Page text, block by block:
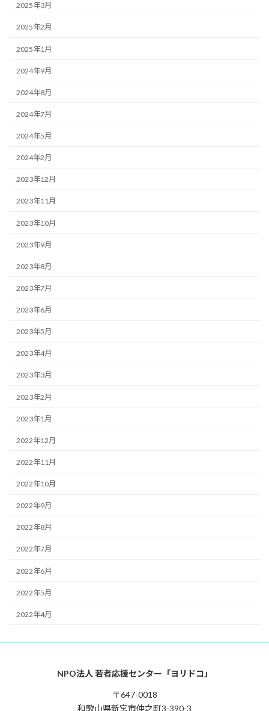
2025年3月
2025年2月
2025年1月
2024年9月
2024年8月
2024年7月
2024年5月
2024年2月
2023年12月
2023年11月
2023年10月
2023年9月
2023年8月
2023年7月
2023年6月
2023年5月
2023年4月
2023年3月
2023年2月
2023年1月
2022年12月
2022年11月
2022年10月
2022年9月
2022年8月
2022年7月
2022年6月
2022年5月
2022年4月
NPO法人 若者応援センター「ヨリドコ」
〒647-0018
和歌山県新宮市仲之町3-390-3